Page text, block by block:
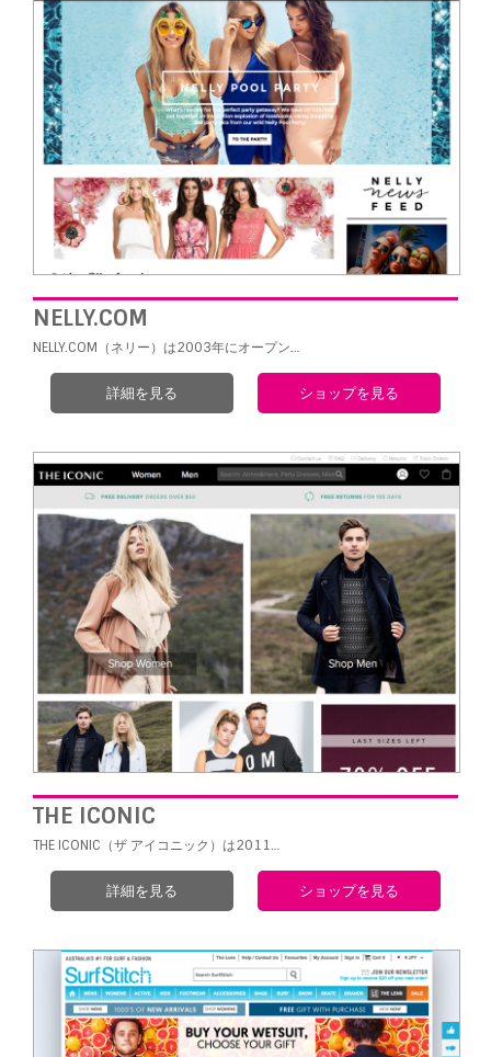
NELLY.COM
NELLY.COM（ネリー）は2003年にオープン…
詳細を見る ショップを見る
THE ICONIC
THE ICONIC（ザ アイコニック）は2011…
詳細を見る ショップを見る